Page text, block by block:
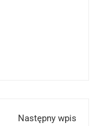
Następny wpis